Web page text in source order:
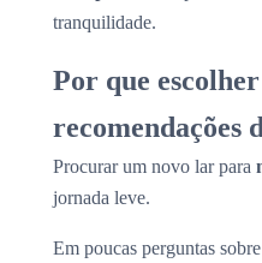
tranquilidade.
Por que
recomendações
Procurar um novo lar para
jornada leve.
Em poucas perguntas